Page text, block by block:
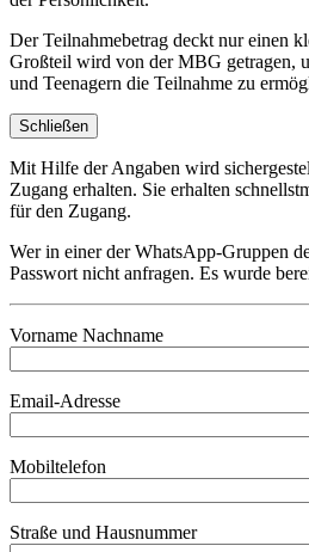
Der Teilnahmebetrag deckt nur einen
Großteil wird von der MBG getragen,
und Teenagern die Teilnahme zu
Schließen
Mit Hilfe der Angaben wird
Zugang erhalten. Sie erhalten
für den Zugang.
Wer in einer der WhatsApp-Gruppen
Passwort nicht anfragen. Es wurde
Vorname Nachname
Email-Adresse
Mobiltelefon
Straße und Hausnummer